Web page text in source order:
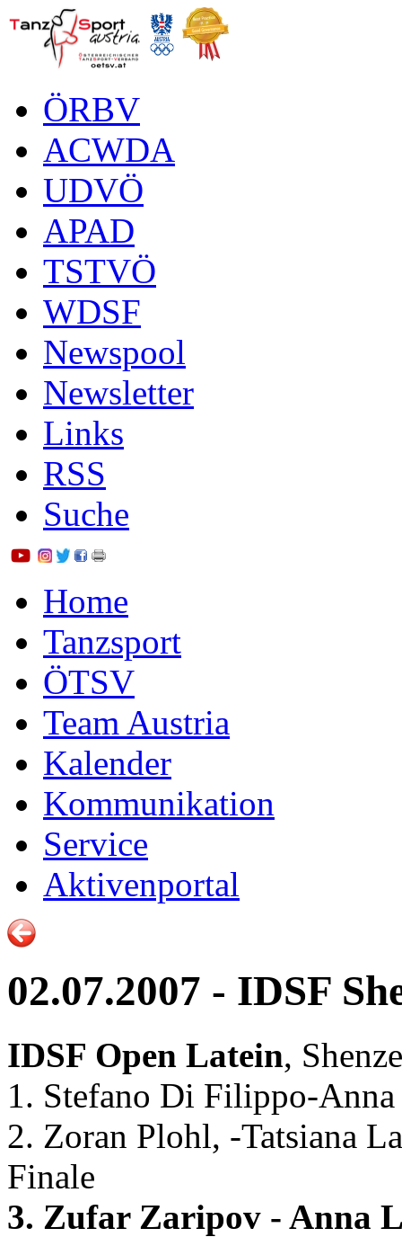
ÖRBV
ACWDA
UDVÖ
APAD
TSTVÖ
WDSF
Newspool
Newsletter
Links
RSS
Suche
Home
Tanzsport
ÖTSV
Team Austria
Kalender
Kommunikation
Service
Aktivenportal
02.07.2007 - IDSF
IDSF Open Latein,
1. Stefano Di Filippo-
2. Zoran Plohl, -Tatsiana
Finale
3. Zufar Zaripov - Anna